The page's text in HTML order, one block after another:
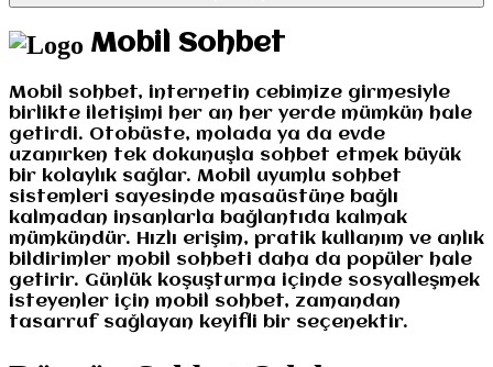
Mobil Sohbet
Mobil sohbet, internetin cebimize girmesiyle
birlikte iletişimi her an her yerde mümkün hale
getirdi. Otobüste, molada ya da evde
uzanırken tek dokunuşla sohbet etmek büyük
bir kolaylık sağlar. Mobil uyumlu sohbet
sistemleri sayesinde masaüstüne bağlı
kalmadan insanlarla bağlantıda kalmak
mümkündür. Hızlı erişim, pratik kullanım ve anlık
bildirimler mobil sohbeti daha da popüler hale
getirir. Günlük koşuşturma içinde sosyalleşmek
isteyenler için mobil sohbet, zamandan
tasarruf sağlayan keyifli bir seçenektir.